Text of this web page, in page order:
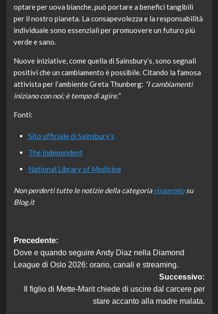
optare per uova bianche, può portare a benefici tangibili
per il nostro pianeta. La consapevolezza e la responsabilità
individuale sono essenziali per promuovere un futuro più
verde e sano.
Nuove iniziative, come quella di Sainsbury’s, sono segnali
positivi che un cambiamento è possibile. Citando la famosa
attivista per l’ambiente Greta Thunberg: “I cambiamenti
iniziano con noi; è tempo di agire.”
Fonti:
Sito ufficiale di Sainsbury’s
The Independent
National Library of Medicine
Non perderti tutte le notizie della categoria risparmiosu
Blog.it
Navigazione
articolo
Precedente:
Dove e quando seguire Andy Diaz nella Diamond
League di Oslo 2026: orario, canali e streaming.
Successivo:
Il figlio di Mette-Marit chiede di uscire dal carcere per
stare accanto alla madre malata.